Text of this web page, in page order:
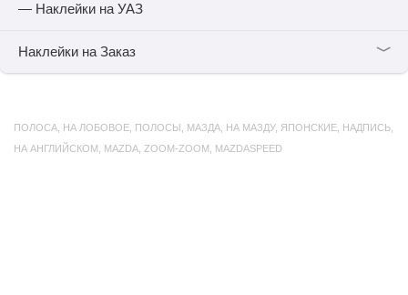
— Наклейки на УАЗ
Наклейки на Заказ ﹀
ПОЛОСА НА ЛОБОВОЕ ПОЛОСЫ МАЗДА НА МАЗДУ, ЯПОНСКИЕ НАДПИСЬ
НА АНГЛИЙСКОМ
MAZDA ZOOM-ZOOM MAZDASPEED